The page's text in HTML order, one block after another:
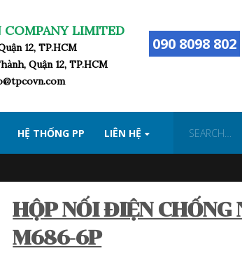
LIMITED
12, TP.HCM
Quận 12, TP.HCM
090 8098 802
HỆ THỐNG PP LIÊN HỆ
HỘP NỐI ĐIỆN CHỐNG
M686-6P